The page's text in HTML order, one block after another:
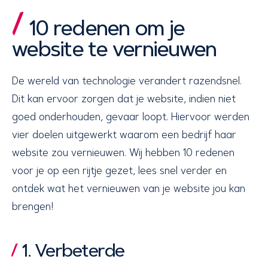
10 redenen om je
website te vernieuwen
De wereld van technologie verandert razendsnel.
Dit kan ervoor zorgen dat je website, indien niet
goed onderhouden, gevaar loopt. Hiervoor werden
vier doelen uitgewerkt waarom een bedrijf haar
website zou vernieuwen. Wij hebben 10 redenen
voor je op een rijtje gezet, lees snel verder en
ontdek wat het vernieuwen van je website jou kan
brengen!
1. Verbeterde